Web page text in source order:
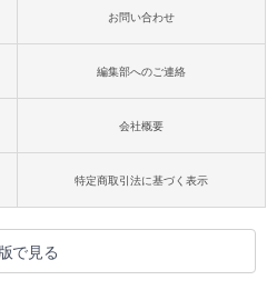
お問い合わせ
編集部へのご連絡
会社概要
特定商取引法に基づく表示
で見る